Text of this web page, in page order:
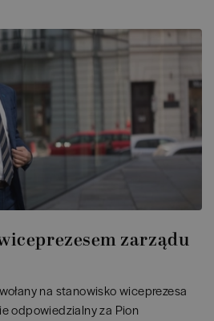
zarządu
na stanowisko wiceprezesa
odpowiedzialny za Pion